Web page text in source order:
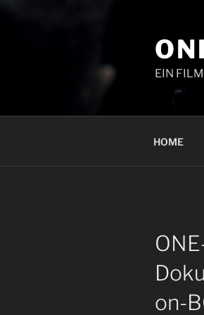
EIN
HOME
on-